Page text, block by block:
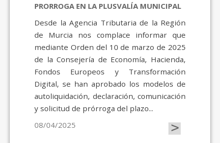
PRORROGA EN LA PLUSVALÍA MUNICIPAL
Desde la Agencia Tributaria de la Región
de Murcia nos complace informar que
mediante Orden del 10 de marzo de 2025
de la Consejería de Economía, Hacienda,
Fondos Europeos y Transformación
Digital, se han aprobado los modelos de
autoliquidación, declaración, comunicación
y solicitud de prórroga del plazo...
08/04/2025
>